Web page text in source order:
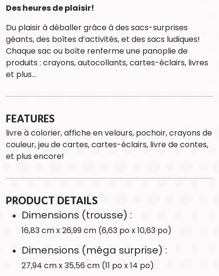
Des heures de plaisir!
Du plaisir à déballer grâce à des sacs-surprises
géants, des boîtes d’activités, et des sacs ludiques!
Chaque sac ou boîte renferme une panoplie de
produits : crayons, autocollants, cartes-éclairs, livres
et plus…
FEATURES
livre à colorier, affiche en velours, pochoir, crayons de
couleur, jeu de cartes, cartes-éclairs, livre de contes,
et plus encore!
PRODUCT DETAILS
Dimensions (trousse) :
16,83 cm x 26,99 cm (6,63 po x 10,63 po)
Dimensions (méga surprise) :
27,94 cm x 35,56 cm (11 po x 14 po)